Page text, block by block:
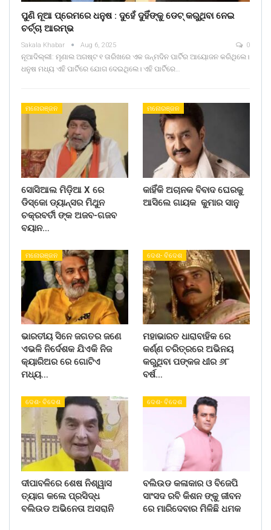
ପୁଣି ନୂଆ ପ୍ରେମରେ ଧନୁଷ : ଦୁହେଁ ଦୁହିଁଙ୍କୁ ଡେଟ୍ କରୁଥିବା ନେଇ
ଚର୍ଚ୍ଚା ଆରମ୍ଭ
Sakala Khabar Aug 6, 2025 0
ନୂଆଦିଲ୍ଲୀ: ମୃଣାଲ ଅଗଷ୍ଟ ୧ ତାରିଖରେ ଏକ ଜନ୍ମଦିନ ପାର୍ଟିର ଆୟୋଜନ କରିଥିଲେ।
ଧନୁଷ ମଧ୍ୟ ଏହି ପାର୍ଟିରେ ଯୋଗ ଦେଇଥିଲେ। ଏହି ପାର୍ଟିରେ…
ମନୋରଞ୍ଜନ
ସୋସିଆଲ ମିଡ଼ିଆ X ରେ
ଡିସ୍କୋ ଡ୍ୟାନ୍ସର ମିଥୁନ
ଚକ୍ରବର୍ତୀ ଙ୍କ ଅଜବ-ଗଜବ
ବୟାନ…
ମନୋରଞ୍ଜନ
କାହିଁକି ଅଚାନକ ବିବାଦ ଘେରକୁ
ଆସିଲେ ଗାୟକ କୁମାର ସାନୁ
ମନୋରଞ୍ଜନ
ଭାରତୀୟ ସିନେ ଜଗତର ଜଣେ
ଏଭଳି ନିର୍ଦେଶକ ଯିଏକି ନିଜ
କ୍ୟାରିଅର ରେ ଗୋଟିଏ
ମଧ୍ୟ…
ଦେଶ- ବିଦେଶ
ମହାଭାରତ ଧାରାବାହିକ ରେ
କର୍ଣ୍ଣ ଚରିତ୍ରରେ ଅଭିନୟ
କରୁଥିବା ପଙ୍କଜ ଧୀର ୬୮
ବର୍ଷ…
ଦେଶ- ବିଦେଶ
ଦୀପାବଳିରେ ଶେଷ ନିଶ୍ୱାସ
ତ୍ୟାଗ କଲେ ପ୍ରସିଦ୍ଧ
ବଲିଉଡ ଅଭିନେତା ଅସରାନି
ଦେଶ- ବିଦେଶ
ବଲିଉଡ କଳାକାର ଓ ବିଜେପି
ସାଂସଦ ରବି କିଶନ ଙ୍କୁ ଜୀବନ
ରେ ମାରିଦେବାର ମିଳିଛି ଧମକ